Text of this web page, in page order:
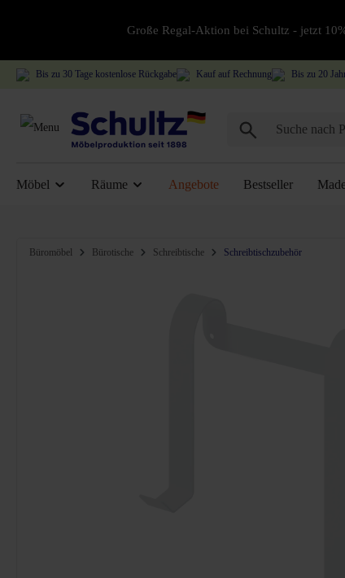
Große Regal-Aktion bei Schultz - jetzt
Bis zu 30 Tage kostenlose Rückgabe Kauf auf Rechnung Bis zu 20
Möbel Räume Angebote Bestseller
Bildergalerie überspringen
Büromöbel Bürotische Schreibtische Schreibtischzubehör